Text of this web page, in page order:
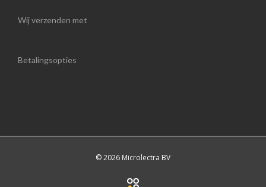
Wij verzenden met
Betalingsopties
© 2026 Microlectra BV